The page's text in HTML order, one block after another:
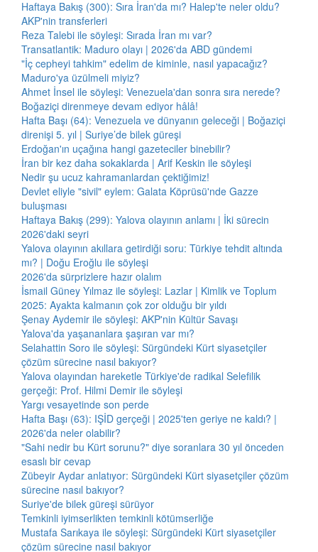
Haftaya Bakış (300): Sıra İran'da mı? Halep'te neler oldu?
AKP'nin transferleri
Reza Talebi ile söyleşi: Sırada İran mı var?
Transatlantik: Maduro olayı | 2026'da ABD gündemi
"İç cepheyi tahkim" edelim de kiminle, nasıl yapacağız?
Maduro'ya üzülmeli miyiz?
Ahmet İnsel ile söyleşi: Venezuela'dan sonra sıra nerede?
Boğaziçi direnmeye devam ediyor hâlâ!
Hafta Başı (64): Venezuela ve dünyanın geleceği | Boğaziçi
direnişi 5. yıl | Suriye’de bilek güreşi
Erdoğan'ın uçağına hangi gazeteciler binebilir?
İran bir kez daha sokaklarda | Arif Keskin ile söyleşi
Nedir şu ucuz kahramanlardan çektiğimiz!
Devlet eliyle "sivil" eylem: Galata Köprüsü'nde Gazze
buluşması
Haftaya Bakış (299): Yalova olayının anlamı | İki sürecin
2026'daki seyri
Yalova olayının akıllara getirdiği soru: Türkiye tehdit altında
mı? | Doğu Eroğlu ile söyleşi
2026'da sürprizlere hazır olalım
İsmail Güney Yılmaz ile söyleşi: Lazlar | Kimlik ve Toplum
2025: Ayakta kalmanın çok zor olduğu bir yıldı
Şenay Aydemir ile söyleşi: AKP'nin Kültür Savaşı
Yalova'da yaşananlara şaşıran var mı?
Selahattin Soro ile söyleşi: Sürgündeki Kürt siyasetçiler
çözüm sürecine nasıl bakıyor?
Yalova olayından hareketle Türkiye'de radikal Selefilik
gerçeği: Prof. Hilmi Demir ile söyleşi
Yargı vesayetinde son perde
Hafta Başı (63): IŞİD gerçeği | 2025'ten geriye ne kaldı? |
2026'da neler olabilir?
"Sahi nedir bu Kürt sorunu?" diye soranlara 30 yıl önceden
esaslı bir cevap
Zübeyir Aydar anlatıyor: Sürgündeki Kürt siyasetçiler çözüm
sürecine nasıl bakıyor?
Suriye'de bilek güreşi sürüyor
Temkinli iyimserlikten temkinli kötümserliğe
Mustafa Sarıkaya ile söyleşi: Sürgündeki Kürt siyasetçiler
çözüm sürecine nasıl bakıyor